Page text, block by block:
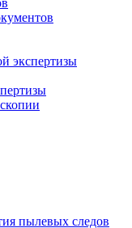
экспертизы
пылевых следов